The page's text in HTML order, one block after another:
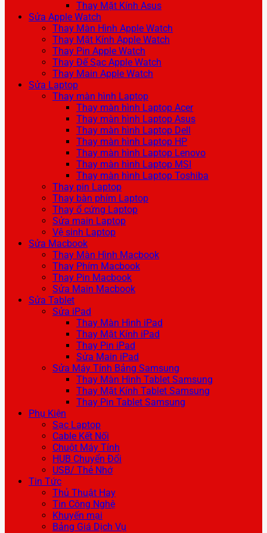
Thay Mặt Kính Asus
Sửa Apple Watch
Thay Màn Hình Apple Watch
Thay Mặt Kính Apple Watch
Thay Pin Apple Watch
Thay Đế Sạc Apple Watch
Thay Main Apple Watch
Sửa Laptop
Thay màn hình Laptop
Thay màn hình Laptop Acer
Thay màn hình Laptop Asus
Thay màn hình Laptop Dell
Thay màn hình Laptop HP
Thay màn hình Laptop Lenovo
Thay màn hình Laptop MSI
Thay màn hình Laptop Toshiba
Thay pin Laptop
Thay bàn phím Laptop
Thay ổ cứng Laptop
Sửa main Laptop
Vệ sinh Laptop
Sửa Macbook
Thay Màn Hình Macbook
Thay Phím Macbook
Thay Pin Macbook
Sửa Main Macbook
Sửa Tablet
Sửa iPad
Thay Màn Hình iPad
Thay Mặt Kính iPad
Thay Pin iPad
Sửa Main iPad
Sửa Máy Tính Bảng Samsung
Thay Màn Hình Tablet Samsung
Thay Mặt Kính Tablet Samsung
Thay Pin Tablet Samsung
Phụ Kiện
Sạc Laptop
Cable Kết Nối
Chuột Máy Tính
HUB Chuyển Đổi
USB/ Thẻ Nhớ
Tin Tức
Thủ Thuật Hay
Tin Công Nghệ
Khuyến mại
Bảng Giá Dịch Vụ